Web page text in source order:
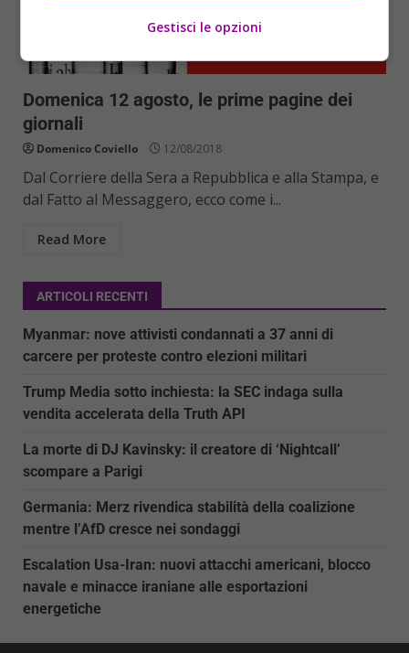
Domenica 12 agosto, le prime pagine dei
giornali
Domenico Coviello 12/08/2018
Dal Corriere della Sera a Repubblica e alla Stampa, e
dal Fatto al Messaggero, ecco come i...
Read More
ARTICOLI RECENTI
Myanmar: nove attivisti condannati a 37 anni di
carcere per proteste contro elezioni militari
Trump Media sotto inchiesta: la SEC indaga sulla
vendita accelerata della Truth API
La morte di DJ Kavinsky: il creatore di ‘Nightcall’
scompare a Parigi
Germania: Merz rivendica stabilità della coalizione
mentre l’AfD cresce nei sondaggi
Escalation Usa-Iran: nuovi attacchi americani, blocco
navale e minacce iraniane alle esportazioni
energetiche
Gestisci le opzioni